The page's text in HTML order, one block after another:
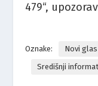
479“,
Oznake: Novi glas
Središnji